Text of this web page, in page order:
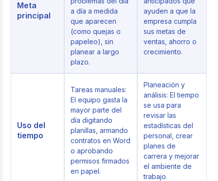
Meta
principal
a día a medida
que aparecen
(como quejas o
papeleo), sin
planear a largo
plazo.
ayuden a que la
empresa cumpla
sus metas de
ventas, ahorro o
crecimiento.
Uso del
tiempo
Tareas manuales:
El equipo gasta la
mayor parte del
día digitando
planillas, armando
contratos en Word
o aprobando
permisos firmados
en papel.
Planeación y
análisis: El tiempo
se usa para
revisar las
estadísticas del
personal, crear
planes de
carrera y mejorar
el ambiente de
trabajo.